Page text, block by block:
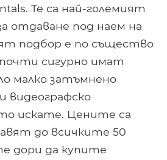
Те са най-големият
отдаване под наем на
подбор е по същество
почти сигурно имат
малко затъмнено
видеографско
искате. Цените са
до всичките 50
дори да купите